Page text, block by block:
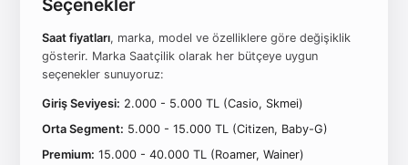
Saat fiyatları, marka, model ve özelliklere göre değişiklik
gösterir. Marka Saatçilik olarak her bütçeye uygun
seçenekler sunuyoruz:
Giriş Seviyesi: 2.000 - 5.000 TL (Casio, Skmei)
Orta Segment: 5.000 - 15.000 TL (Citizen, Baby-G)
Premium: 15.000 - 40.000 TL (Roamer, Wainer)